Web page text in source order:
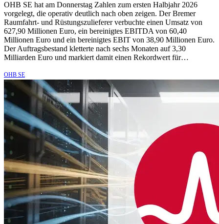
OHB SE hat am Donnerstag Zahlen zum ersten Halbjahr 2026
vorgelegt, die operativ deutlich nach oben zeigen. Der Bremer
Raumfahrt- und Rüstungszulieferer verbuchte einen Umsatz von
627,90 Millionen Euro, ein bereinigtes EBITDA von 60,40
Millionen Euro und ein bereinigtes EBIT von 38,90 Millionen Euro.
Der Auftragsbestand kletterte nach sechs Monaten auf 3,30
Milliarden Euro und markiert damit einen Rekordwert für…
OHB SE